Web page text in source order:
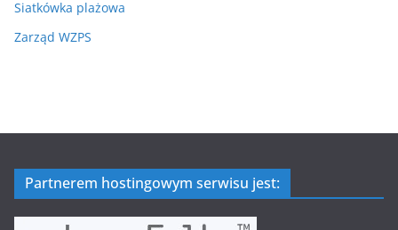
Siatkówka plażowa
Zarząd WZPS
Partnerem hostingowym serwisu jest: